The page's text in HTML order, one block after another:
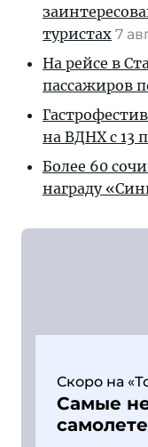
туристах 7
На рейсе в
пассажиров
на ВДНХ с 13
Более 60
награду
Скоро на
Самые
самолете